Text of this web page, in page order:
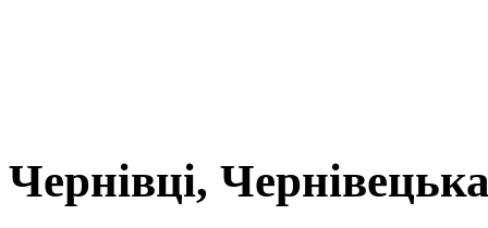
Чернівці,